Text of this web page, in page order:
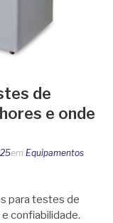
de
e onde
em Equipamentos
para testes de
confiabilidade.